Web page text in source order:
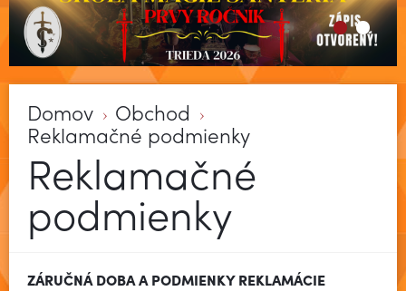
Domov Obchod
Reklamačné podmienky
Reklamačné
podmienky
ZÁRUČNÁ DOBA A PODMIENKY REKLAMÁCIE